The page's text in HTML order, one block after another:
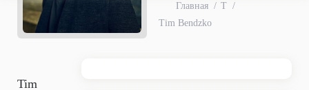
Главная
T
Tim Bendzko
Tim